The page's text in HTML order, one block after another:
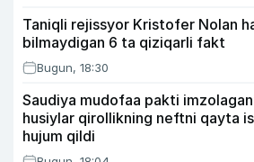
Taniqli rejissyor Kristofer Nolan
bilmaydigan 6 ta qiziqarli fakt
Bugun, 18:30
Saudiya mudofaa pakti
husiylar qirollikning neftni qayta
hujum qildi